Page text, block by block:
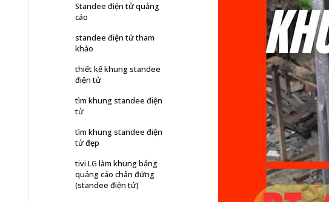
Standee điện tử quảng
cáo
standee điện tử tham
khảo
thiết kế khung standee
điện tử
tìm khung standee điện
tử
tìm khung standee điện
tử đẹp
tivi LG làm khung bảng
quảng cáo chân đứng
(standee điện tử)